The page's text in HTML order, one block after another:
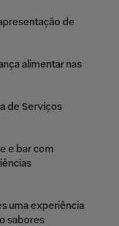
de
alimentar nas
de Serviços
e bar com
uma experiência
sabores